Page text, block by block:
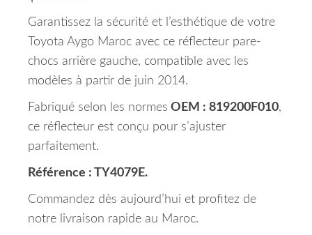
Garantissez la sécurité et l’esthétique de votre
Toyota Aygo Maroc avec ce réflecteur pare-
chocs arrière gauche, compatible avec les
modèles à partir de juin 2014.
Fabriqué selon les normes OEM : 819200F010,
ce réflecteur est conçu pour s’ajuster
parfaitement.
Référence : TY4079E.
Commandez dès aujourd’hui et profitez de
notre livraison rapide au Maroc.